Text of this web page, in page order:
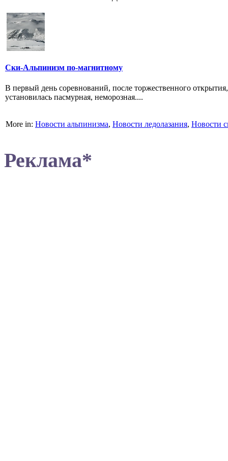
Ски-Альпинизм по-магнитному
В первый день соревнований, после торжественного
установилась пасмурная, неморозная....
More in: Новости альпинизма, Новости ледолазания, Новости
Реклама*